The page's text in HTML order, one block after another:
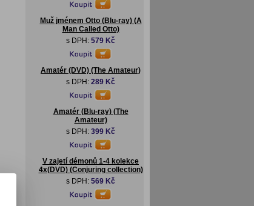
Muž jménem Otto (Blu-ray) (A
Man Called Otto)
s DPH: 579 Kč
Amatér (DVD) (The Amateur)
s DPH: 289 Kč
Amatér (Blu-ray) (The
Amateur)
s DPH: 399 Kč
V zajetí démonů 1-4 kolekce
4x(DVD) (Conjuring collection)
s DPH: 569 Kč